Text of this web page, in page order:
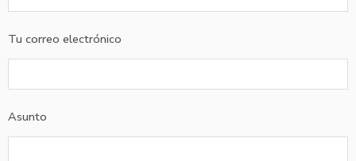
Tu correo electrónico
Asunto